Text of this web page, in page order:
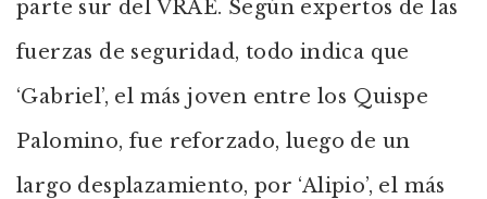
parte sur del VRAE. Según expertos de las
fuerzas de seguridad, todo indica que
‘Gabriel’, el más joven entre los Quispe
Palomino, fue reforzado, luego de un
largo desplazamiento, por ‘Alipio’, el más